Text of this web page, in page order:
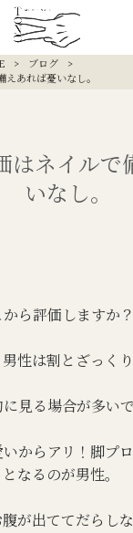
> ブログ
>
あれば憂いなし。
はネイルで
いなし。
ら評価しますか
男性は割とざっく
見る場合が多いで
からアリ！脚プ
なるのが男性。
腹が出ててだらし